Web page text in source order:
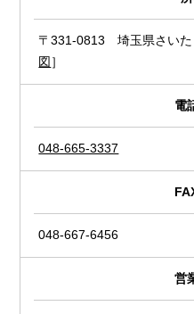
〒331-0813 埼玉県さいた
図 ］
電
048-665-3337
048-667-6456
営